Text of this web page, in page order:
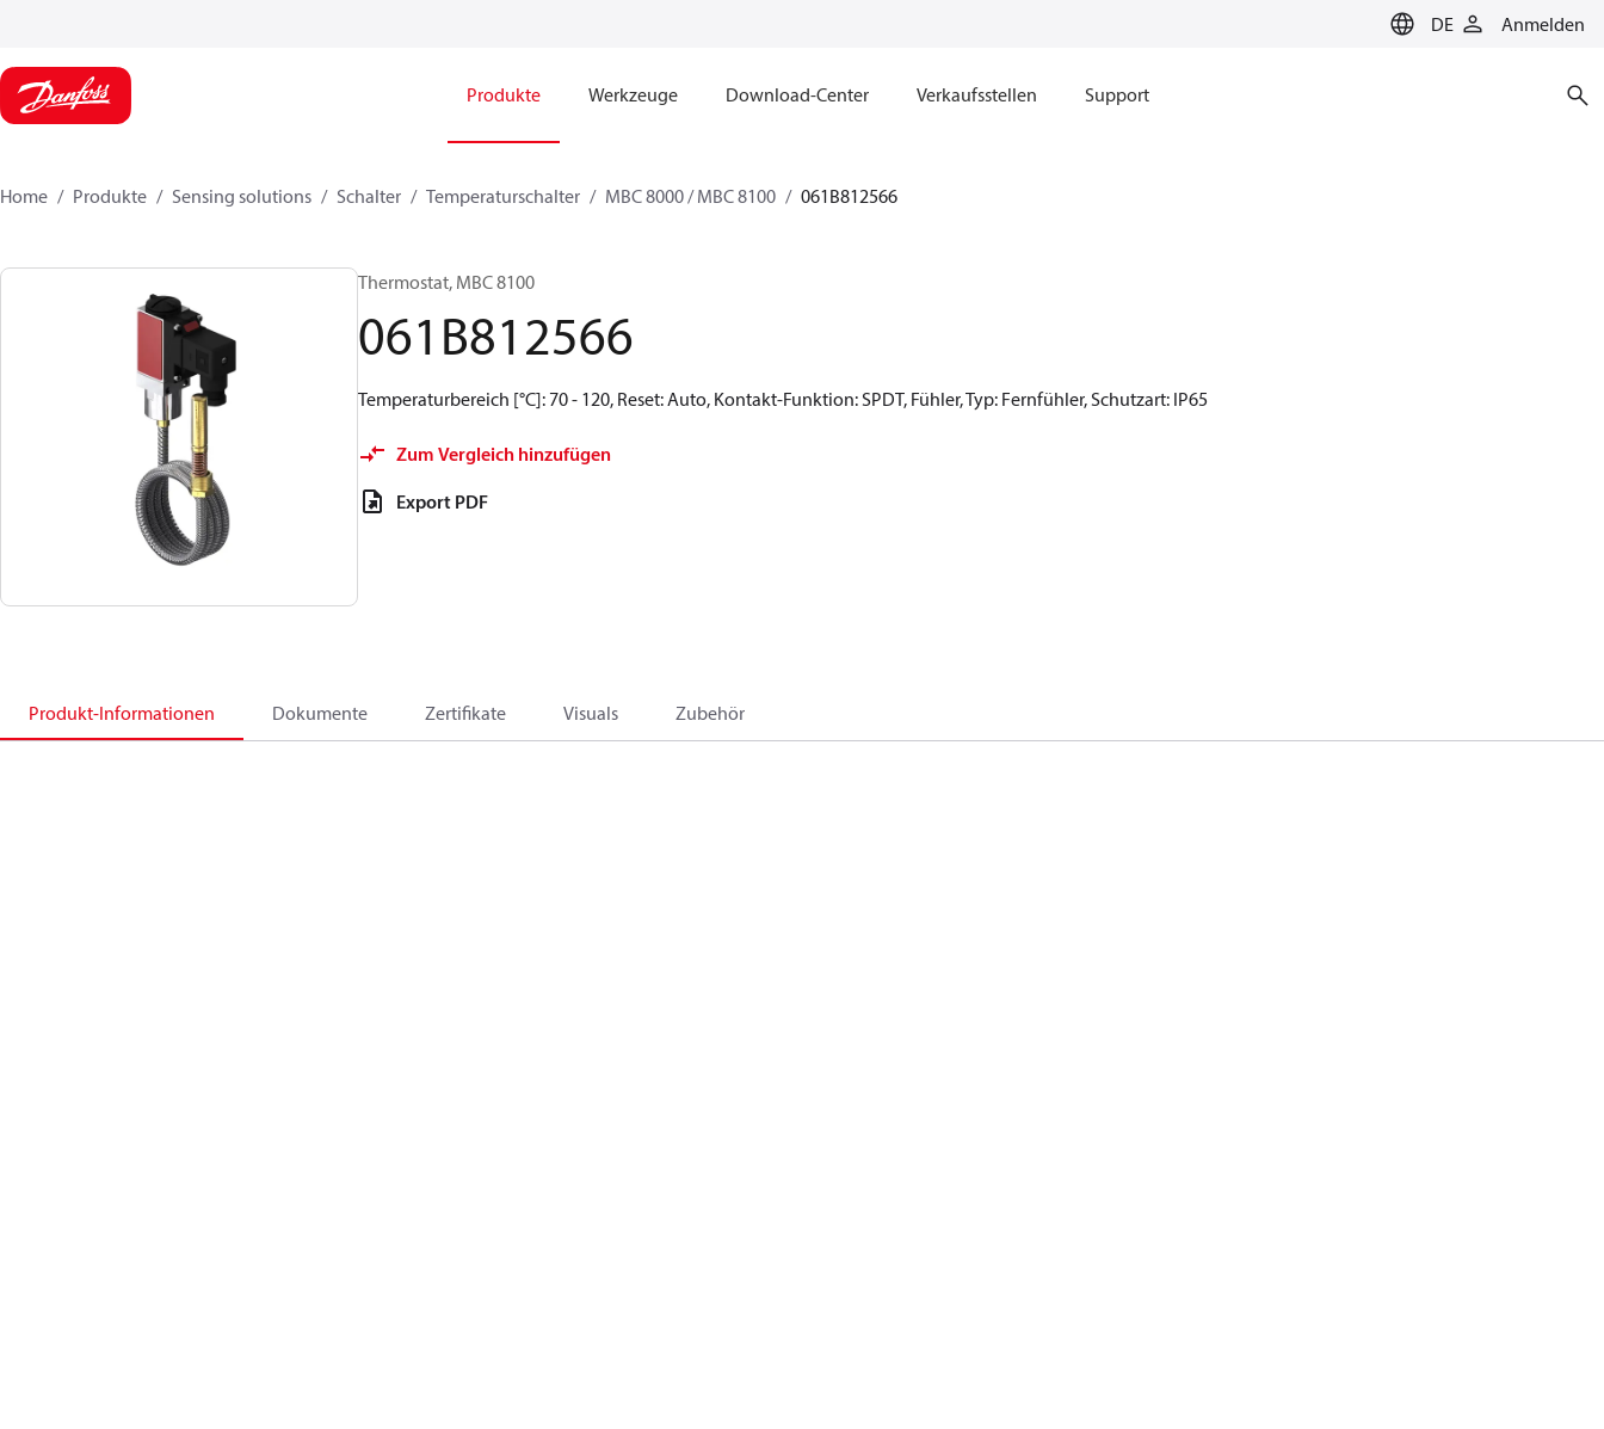
DE Anmelden
Produkte Werkzeuge Download-Center Verkaufsstellen Support
Home Produkte Sensing solutions Schalter Temperaturschalter MBC 8000 / MBC 8100 061B812566
Thermostat, MBC 8100
061B812566
Temperaturbereich [°C]: 70 - 120, Reset: Auto, Kontakt-Funktion: SPDT, Fühler, Typ: Fernfühler, Schutzart: IP65
Zum Vergleich hinzufügen
Export PDF
Produkt-Informationen Dokumente Zertifikate Visuals Zubehör